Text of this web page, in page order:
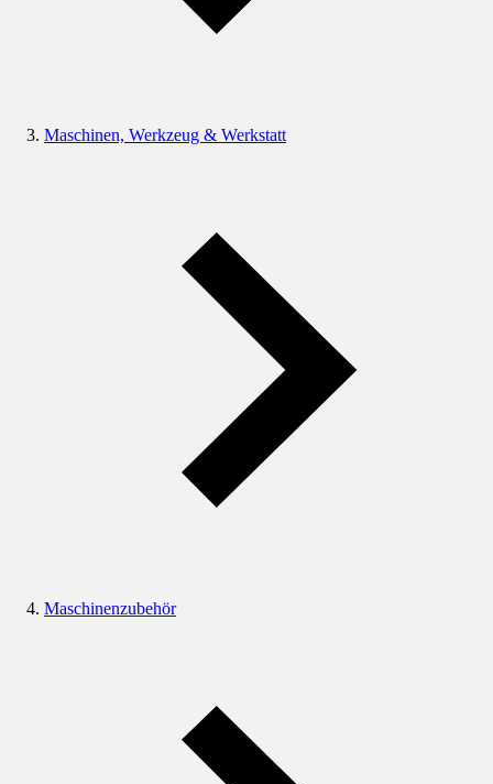
Maschinen, Werkzeug & Werkstatt
Maschinenzubehör